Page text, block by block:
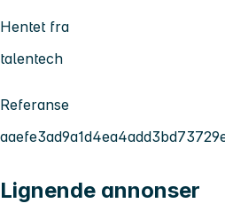
Hentet fra
talentech
Referanse
Lignende annonser